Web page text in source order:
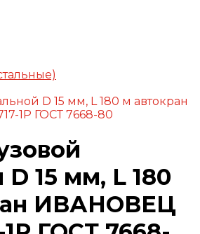
D 15 мм, L 180 м автокран
1Р ГОСТ 7668-80
D 15 мм, L 180
ИВАНОВЕЦ